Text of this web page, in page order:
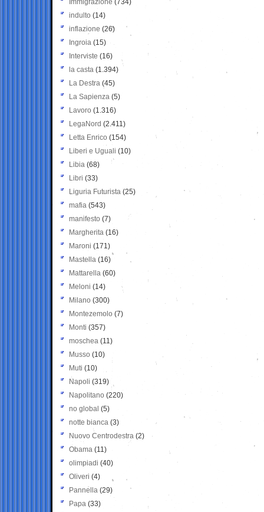
Immigrazione (734)
indulto (14)
inflazione (26)
Ingroia (15)
Interviste (16)
la casta (1.394)
La Destra (45)
La Sapienza (5)
Lavoro (1.316)
LegaNord (2.411)
Letta Enrico (154)
Liberi e Uguali (10)
Libia (68)
Libri (33)
Liguria Futurista (25)
mafia (543)
manifesto (7)
Margherita (16)
Maroni (171)
Mastella (16)
Mattarella (60)
Meloni (14)
Milano (300)
Montezemolo (7)
Monti (357)
moschea (11)
Musso (10)
Muti (10)
Napoli (319)
Napolitano (220)
no global (5)
notte bianca (3)
Nuovo Centrodestra (2)
Obama (11)
olimpiadi (40)
Oliveri (4)
Pannella (29)
Papa (33)